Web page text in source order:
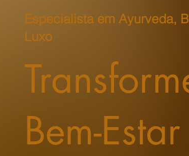
Especialista em Ayurveda,
Luxo
Bem-Estar